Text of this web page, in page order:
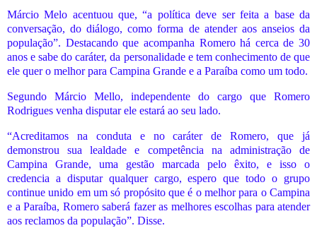
Márcio Melo acentuou que, “a política deve ser feita a base da
conversação, do diálogo, como forma de atender aos anseios da
população”. Destacando que acompanha Romero há cerca de 30
anos e sabe do caráter, da personalidade e tem conhecimento de que
ele quer o melhor para Campina Grande e a Paraíba como um todo.
Segundo Márcio Mello, independente do cargo que Romero
Rodrigues venha disputar ele estará ao seu lado.
“Acreditamos na conduta e no caráter de Romero, que já
demonstrou sua lealdade e competência na administração de
Campina Grande, uma gestão marcada pelo êxito, e isso o
credencia a disputar qualquer cargo, espero que todo o grupo
continue unido em um só propósito que é o melhor para o Campina
e a Paraíba, Romero saberá fazer as melhores escolhas para atender
aos reclamos da população”. Disse.